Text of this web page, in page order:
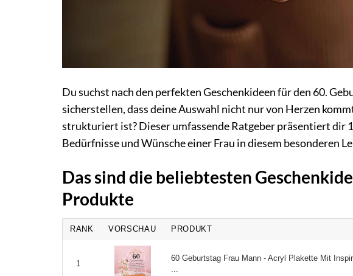
Du suchst nach den perfekten Geschenkideen für den 60.
sicherstellen, dass deine Auswahl nicht nur von Herzen
strukturiert ist? Dieser umfassende Ratgeber präsentiert dir
Bedürfnisse und Wünsche einer Frau in diesem besonderen
Das sind die beliebtesten
Produkte
RANK VORSCHAU PRODUKT
1
60 Geburtstag Frau Mann - Acryl Plakette Mit
...